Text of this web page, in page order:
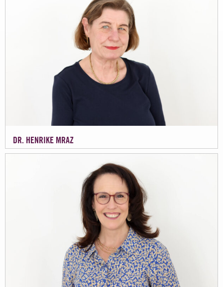
DR. HENRIKE MRAZ